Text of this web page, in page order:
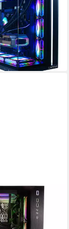
Prozessor
5090 32 GB
Arbeitsspeicher
UVP8.399,00 €
in 48 Raten
bei dir
I95-626
Prozessor
5070 12 GB